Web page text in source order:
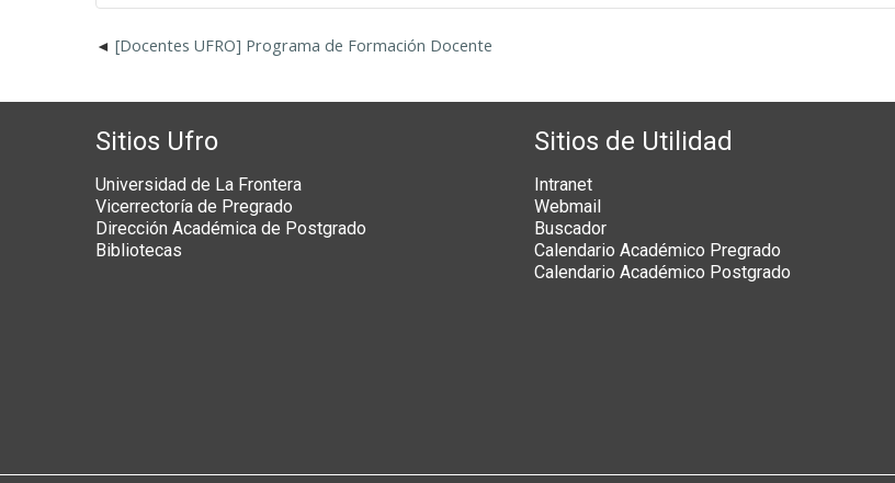
[Docentes UFRO] Programa de Formación Docente
Sitios Ufro
Universidad de La Frontera
Vicerrectoría de Pregrado
Dirección Académica de Postgrado
Bibliotecas
Sitios de Utilidad
Intranet
Webmail
Buscador
Calendario Académico Pregrado
Calendario Académico Postgrado